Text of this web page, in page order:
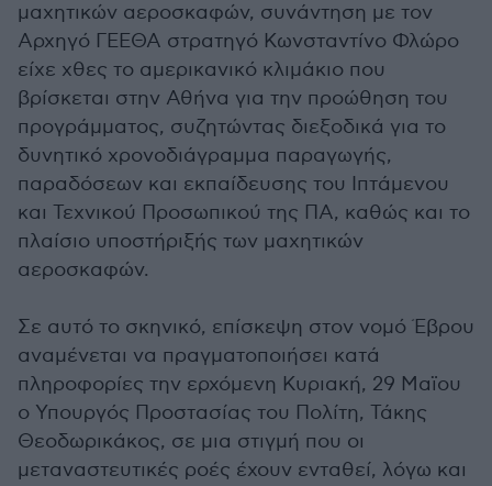
μαχητικών αεροσκαφών, συνάντηση με τον
Αρχηγό ΓΕΕΘΑ στρατηγό Κωνσταντίνο Φλώρο
είχε χθες το αμερικανικό κλιμάκιο που
βρίσκεται στην Αθήνα για την προώθηση του
προγράμματος, συζητώντας διεξοδικά για το
δυνητικό χρονοδιάγραμμα παραγωγής,
παραδόσεων και εκπαίδευσης του Ιπτάμενου
και Τεχνικού Προσωπικού της ΠΑ, καθώς και το
πλαίσιο υποστήριξής των μαχητικών
αεροσκαφών.
Σε αυτό το σκηνικό, επίσκεψη στον νομό Έβρου
αναμένεται να πραγματοποιήσει κατά
πληροφορίες την ερχόμενη Κυριακή, 29 Μαϊου
ο Υπουργός Προστασίας του Πολίτη, Τάκης
Θεοδωρικάκος, σε μια στιγμή που οι
μεταναστευτικές ροές έχουν ενταθεί, λόγω και